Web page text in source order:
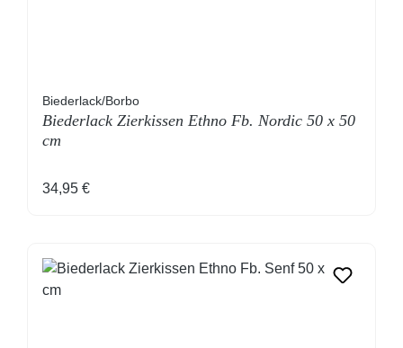
Biederlack/Borbo
Biederlack Zierkissen Ethno Fb. Nordic 50 x 50
cm
Regulärer Preis:
34,95 €